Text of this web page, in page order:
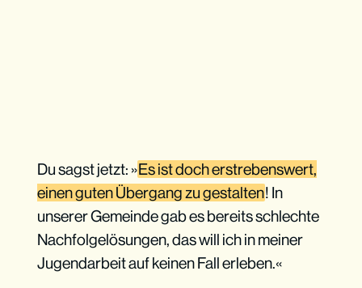
Du sagst jetzt: »Es ist doch erstrebenswert,
einen guten Übergang zu gestalten! In
unserer Gemeinde gab es bereits schlechte
Nachfolgelösungen, das will ich in meiner
Jugendarbeit auf keinen Fall erleben.«